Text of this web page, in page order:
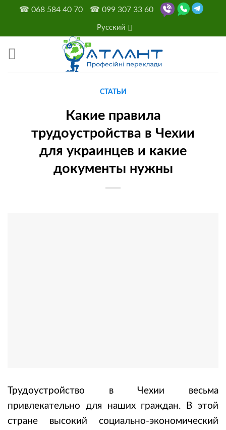
content
☎ 068 584 40 70 ☎ 099 307 33 60
Русский
СТАТЬИ
Какие правила
трудоустройства в Чехии
для украинцев и какие
документы нужны
Трудоустройство в Чехии весьма
привлекательно для наших граждан. В этой
стране высокий социально-экономический